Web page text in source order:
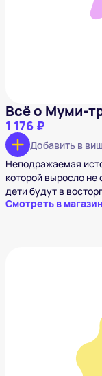
Всё о Муми-
1 176 ₽
Добавить в
Неподражаемая
которой выросло
дети будут в
Смотреть в